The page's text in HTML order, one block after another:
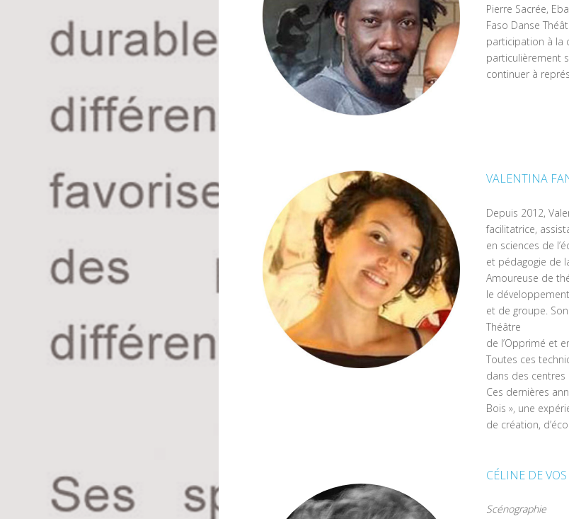
Pierre Sacrée,
Faso Danse
participation à la
particulièrement
continuer à
VALENTINA
Depuis 2012,
facilitatrice,
en sciences de
et pédagogie de
Amoureuse de
le
et de groupe.
Théâtre
de l’Opprimé et
Toutes ces
dans des centres
Ces dernières
Bois », une
de création,
CÉLINE DE
Scénographie